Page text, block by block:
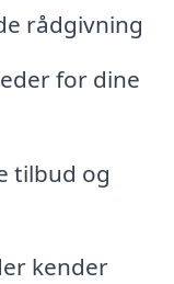
rådgivning
for dine
tilbud og
kender